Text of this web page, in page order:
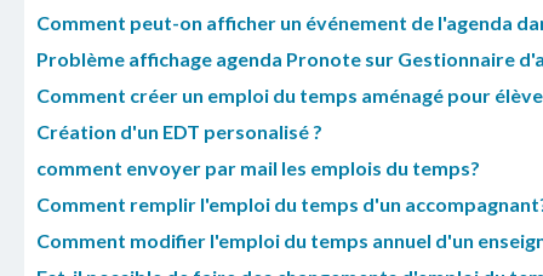
Comment peut-on afficher un événement de l'agenda
Problème affichage agenda Pronote sur Gestionnaire
Comment créer un emploi du temps aménagé pour
Création d'un EDT personalisé ?
comment envoyer par mail les emplois du temps?
Comment remplir l'emploi du temps d'un
Comment modifier l'emploi du temps annuel d'un